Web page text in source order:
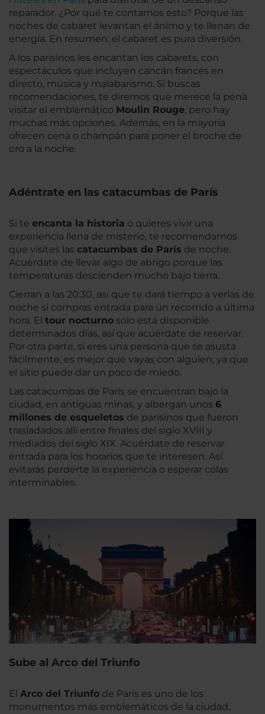
reparador. ¿Por qué te contamos esto? Porque las
noches de cabaret levantan el ánimo y te llenan de
energía. En resumen: el cabaret es pura diversión.
A los parisinos les encantan los cabarets, con
espectáculos que incluyen cancán francés en
directo, música y malabarismo. Si buscas
recomendaciones, te diremos que merece la pena
visitar el emblemático Moulin Rouge, pero hay
muchas más opciones. Además, en la mayoría
ofrecen cena o champán para poner el broche de
oro a la noche.
Adéntrate en las catacumbas de París
Si te encanta la historia o quieres vivir una
experiencia llena de misterio, te recomendamos
que visites las catacumbas de París de noche.
Acuérdate de llevar algo de abrigo porque las
temperaturas descienden mucho bajo tierra.
Cierran a las 20:30, así que te dará tiempo a verlas de
noche si compras entrada para un recorrido a última
hora. El tour nocturno solo está disponible
determinados días, así que acuérdate de reservar.
Por otra parte, si eres una persona que se asusta
fácilmente, es mejor que vayas con alguien, ya que
el sitio puede dar un poco de miedo.
Las catacumbas de París se encuentran bajo la
ciudad, en antiguas minas, y albergan unos 6
millones de esqueletos de parisinos que fueron
trasladados allí entre finales del siglo XVIII y
mediados del siglo XIX. Acuérdate de reservar
entrada para los horarios que te interesen. Así
evitarás perderte la experiencia o esperar colas
interminables.
Sube al Arco del Triunfo
El Arco del Triunfo de París es uno de los
monumentos más emblemáticos de la ciudad.